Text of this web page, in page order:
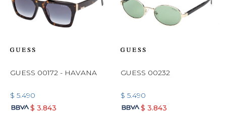
GUESS 00172 - HAVANA
$ 5.490
$ 3.843
GUESS 00232
$ 5.490
$ 3.843